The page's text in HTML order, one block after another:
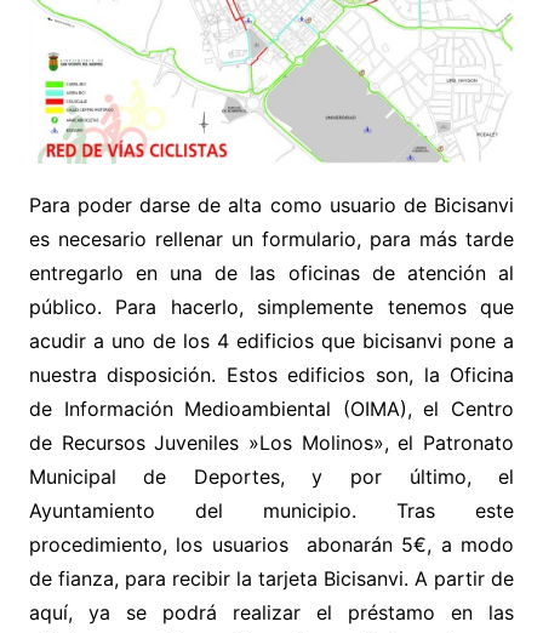
Para poder darse de alta como usuario de Bicisanvi
es necesario rellenar un formulario, para más tarde
entregarlo en una de las oficinas de atención al
público. Para hacerlo, simplemente tenemos que
acudir a uno de los 4 edificios que bicisanvi pone a
nuestra disposición. Estos edificios son, la Oficina
de Información Medioambiental (OIMA), el Centro
de Recursos Juveniles »Los Molinos», el Patronato
Municipal de Deportes, y por último, el
Ayuntamiento del municipio. Tras este
procedimiento, los usuarios abonarán 5€, a modo
de fianza, para recibir la tarjeta Bicisanvi. A partir de
aquí, ya se podrá realizar el préstamo en las